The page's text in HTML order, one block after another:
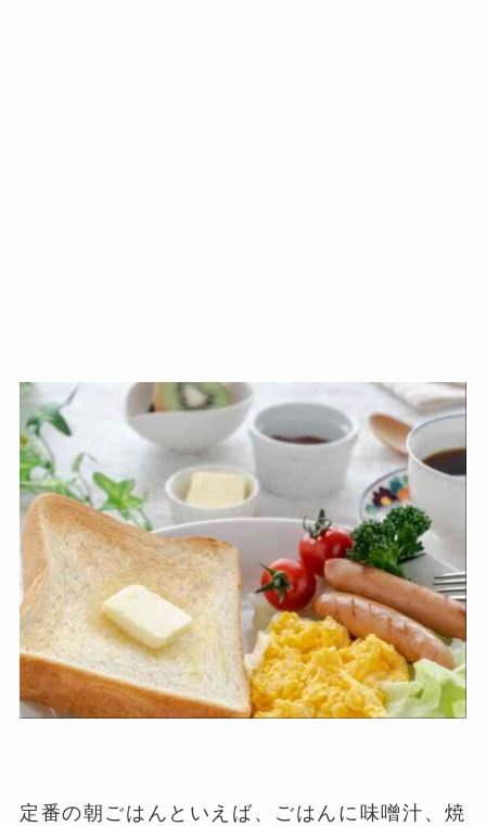
定番の朝ごはんといえば、ごはんに味噌汁、焼